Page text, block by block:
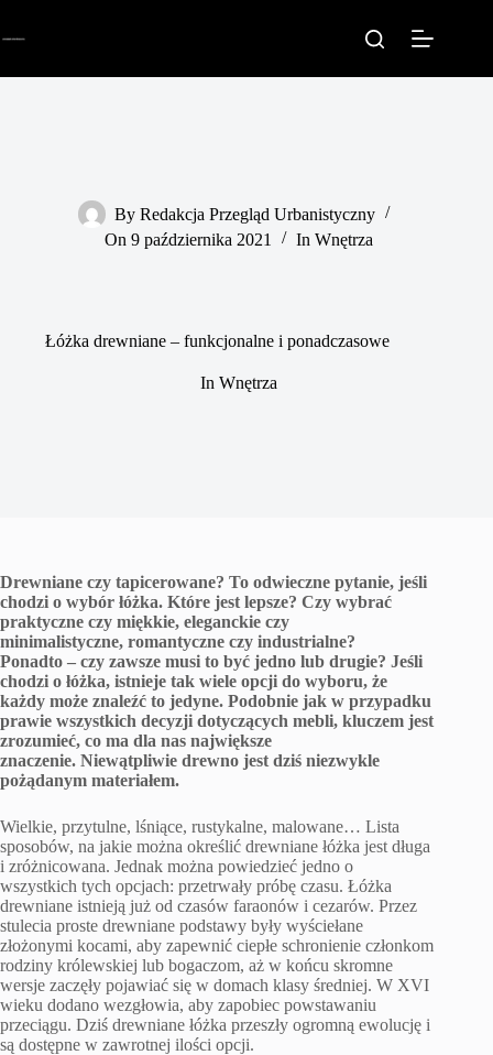
By Redakcja Przegląd Urbanistyczny
On 9 października 2021 In Wnętrza
Łóżka drewniane – funkcjonalne i ponadczasowe
In Wnętrza
Drewniane czy tapicerowane? To odwieczne pytanie, jeśli
chodzi o wybór łóżka. Które jest lepsze? Czy wybrać
praktyczne czy miękkie, eleganckie czy
minimalistyczne, romantyczne czy industrialne?
Ponadto – czy zawsze musi to być jedno lub drugie? Jeśli
chodzi o łóżka, istnieje tak wiele opcji do wyboru, że
każdy może znaleźć to jedyne. Podobnie jak w przypadku
prawie wszystkich decyzji dotyczących mebli, kluczem jest
zrozumieć, co ma dla nas największe
znaczenie. Niewątpliwie drewno jest dziś niezwykle
pożądanym materiałem.
Wielkie, przytulne, lśniące, rustykalne, malowane… Lista
sposobów, na jakie można określić drewniane łóżka jest długa
i zróżnicowana. Jednak można powiedzieć jedno o
wszystkich tych opcjach: przetrwały próbę czasu. Łóżka
drewniane istnieją już od czasów faraonów i cezarów. Przez
stulecia proste drewniane podstawy były wyściełane
złożonymi kocami, aby zapewnić ciepłe schronienie członkom
rodziny królewskiej lub bogaczom, aż w końcu skromne
wersje zaczęły pojawiać się w domach klasy średniej. W XVI
wieku dodano wezgłowia, aby zapobiec powstawaniu
przeciągu. Dziś drewniane łóżka przeszły ogromną ewolucję i
są dostępne w zawrotnej ilości opcji.